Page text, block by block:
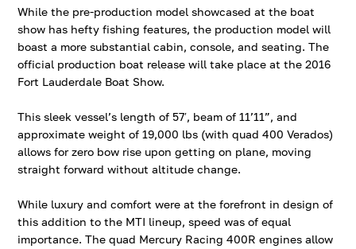
While the pre-production model showcased at the boat
show has hefty fishing features, the production model will
boast a more substantial cabin, console, and seating. The
official production boat release will take place at the 2016
Fort Lauderdale Boat Show.
This sleek vessel’s length of 57′, beam of 11’11”, and
approximate weight of 19,000 lbs (with quad 400 Verados)
allows for zero bow rise upon getting on plane, moving
straight forward without altitude change.
While luxury and comfort were at the forefront in design of
this addition to the MTI lineup, speed was of equal
importance. The quad Mercury Racing 400R engines allow